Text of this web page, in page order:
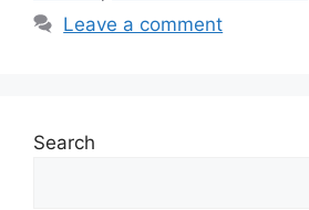
Leave a comment
Search